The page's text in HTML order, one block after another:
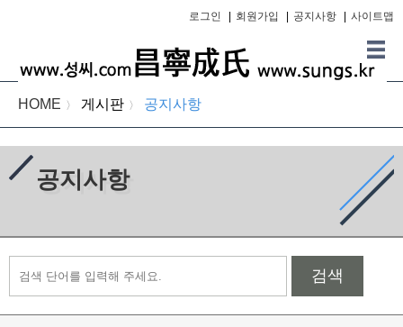
로그인 회원가입 공지사항 사이트맵
HOME 〉 게시판 〉 공지사항
공지사항
검색